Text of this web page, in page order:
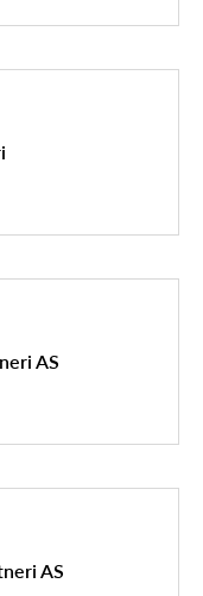
AS
AS